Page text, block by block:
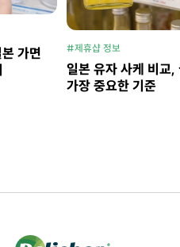
가면
#제휴샵 정보
일본 유자 사케 비교,
가장 중요한 기준